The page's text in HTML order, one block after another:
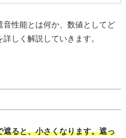
音性能とは何か、数値としてど
しく解説していきます。
ると、小さくなります。遮っ